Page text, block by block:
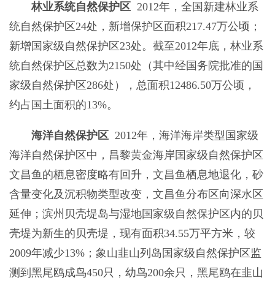
林业系统自然保护区2012年，全国新建林业系
统自然保护区24处，新增保护区面积217.47万公顷；
新增国家级自然保护区23处。截至2012年底，林业系
统自然保护区总数为2150处（其中经国务院批准的国
家级自然保护区286处），总面积12486.50万公顷，
约占国土面积的13%。
海洋自然保护区2012年，海洋海岸类型国家级
海洋自然保护区中，昌黎黄金海岸国家级自然保护区
文昌鱼的栖息密度略有回升，文昌鱼栖息地退化，砂
含量变化及沉积物类型改变，文昌鱼分布区向深水区
延伸；滨州贝壳堤岛与湿地国家级自然保护区内的贝
壳堤为新生的贝壳堤，现有面积34.55万平方米，较
2009年减少13%；象山韭山列岛国家级自然保护区监
测到黑尾鸥成鸟450只，幼鸟200余只，黑尾鸥在韭山